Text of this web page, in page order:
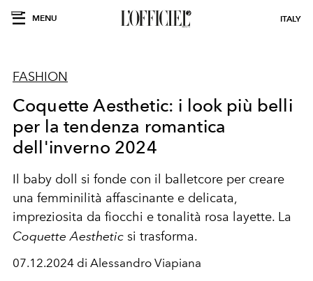
MENU ITALY
FASHION
Coquette Aesthetic: i look più belli
per la tendenza romantica
dell'inverno 2024
Il baby doll si fonde con il balletcore per creare
una femminilità affascinante e delicata,
impreziosita da fiocchi e tonalità rosa layette. La
Coquette Aesthetic si trasforma.
07.12.2024 di Alessandro Viapiana